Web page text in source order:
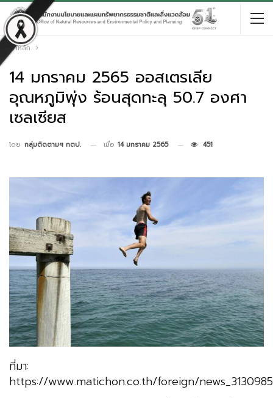
หน้าหลัก
14 มกราคม 2565 ออสเตรเลีย
อุณหภูมิพุ่ง ร้อนสุดทะลุ 50.7 องศา
เซลเซียส
โดย กลุ่มติดตามฯ กตป. เมื่อ 14 มกราคม 2565 451
ที่มา:
https://www.matichon.co.th/foreign/news_3130985